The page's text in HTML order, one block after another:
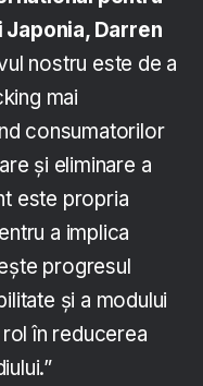
Japonia, Darren
nostru este de a
mai
consumatorilor
și eliminare a
este propria
a implica
progresul
și a modului
în reducerea